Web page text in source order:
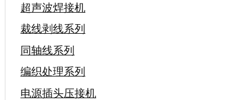
超声波焊接机
裁线剥线系列
同轴线系列
编织处理系列
电源插头压接机